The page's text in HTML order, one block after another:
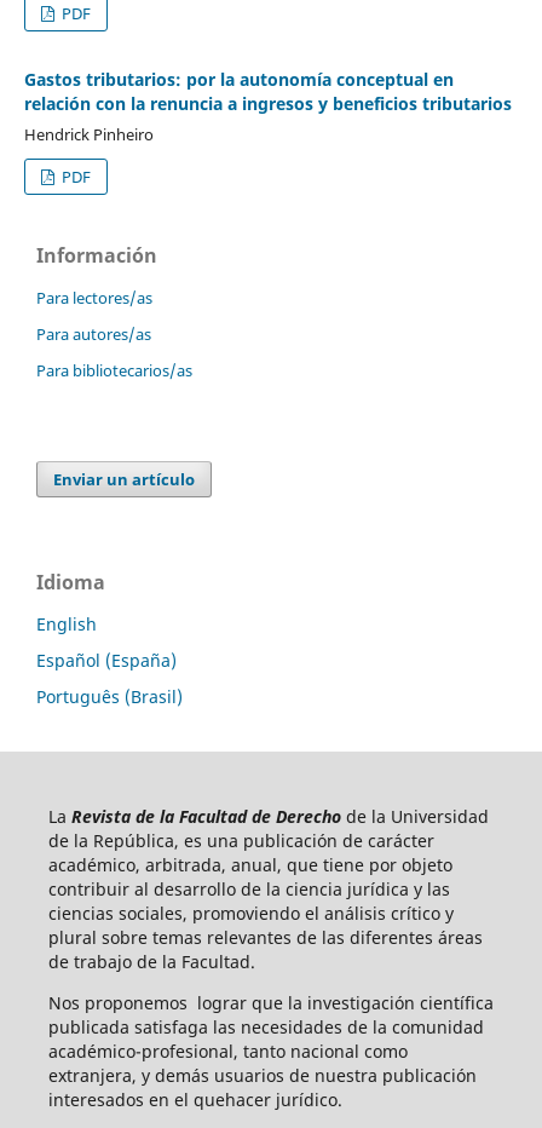
PDF
Gastos tributarios: por la autonomía conceptual en
relación con la renuncia a ingresos y beneficios tributarios
Hendrick Pinheiro
PDF
Información
Para lectores/as
Para autores/as
Para bibliotecarios/as
Enviar un artículo
Idioma
English
Español (España)
Português (Brasil)
La Revista de la Facultad de Derecho de la Universidad
de la República, es una publicación de carácter
académico, arbitrada, anual, que tiene por objeto
contribuir al desarrollo de la ciencia jurídica y las
ciencias sociales, promoviendo el análisis crítico y
plural sobre temas relevantes de las diferentes áreas
de trabajo de la Facultad.
Nos proponemos lograr que la investigación científica
publicada satisfaga las necesidades de la comunidad
académico-profesional, tanto nacional como
extranjera, y demás usuarios de nuestra publicación
interesados en el quehacer jurídico.